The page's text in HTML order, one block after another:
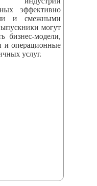
эффективно
и смежными
могут
бизнес‑модели,
и операционные
услуг.